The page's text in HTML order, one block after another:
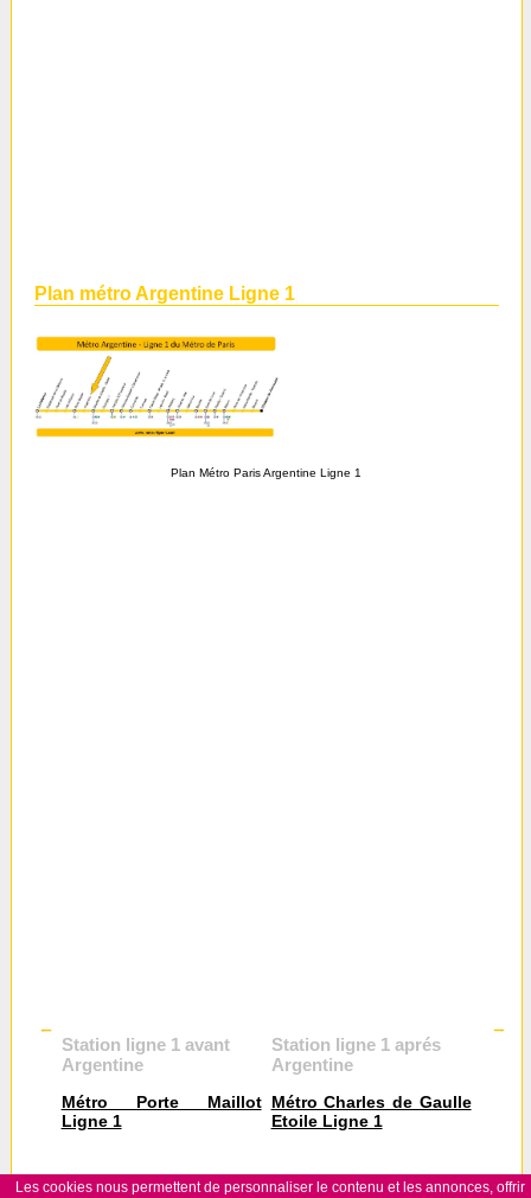
Plan métro Argentine Ligne 1
Plan Métro Paris Argentine Ligne 1
Station ligne 1 avant
Argentine
Métro Porte Maillot
Ligne 1
Station ligne 1 aprés
Argentine
Métro Charles de Gaulle
Etoile Ligne 1
Les cookies nous permettent de personnaliser le contenu et les annonces, offrir